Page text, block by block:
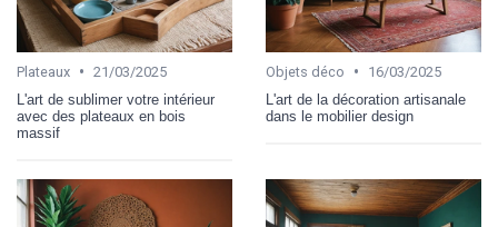
Plateaux • 21/03/2025
L'art de sublimer votre intérieur
avec des plateaux en bois
massif
Objets déco •
16/03/2025
L'art de la décoration artisanale
dans le mobilier design